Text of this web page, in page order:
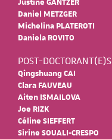
Justine GANTZER
Daniel METZGER
Michelina PLATEROTI
Daniela ROVITO
POST-DOCTORANT(E)S
Qingshuang CAI
Clara FAUVEAU
Aiten ISMAILOVA
Joe RIZK
Céline SIEFFERT
Sirine SOUALI-CRESPO